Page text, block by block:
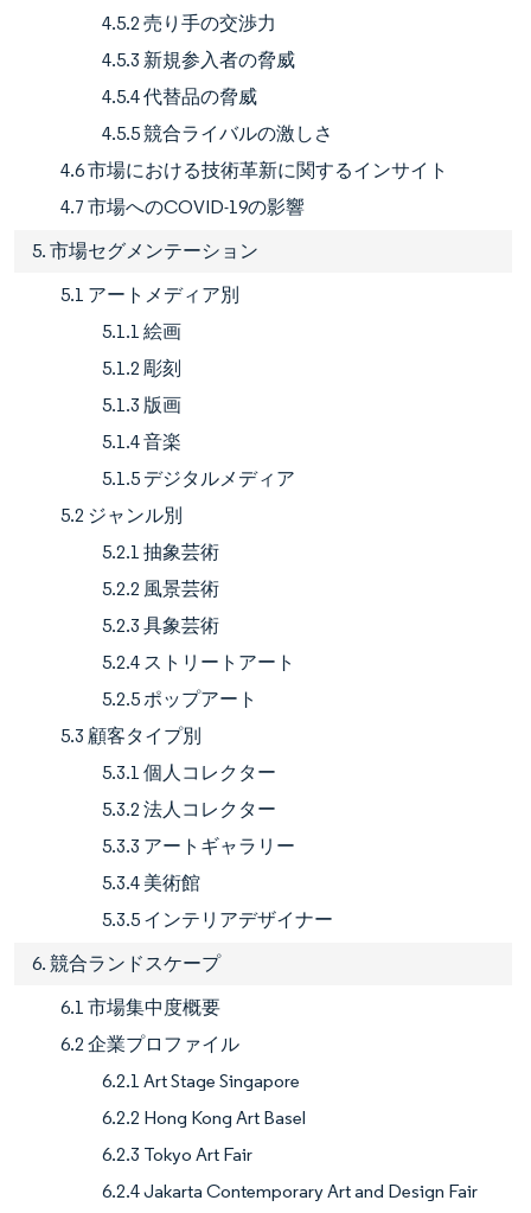
4.5.2 売り手の交渉力
4.5.3 新規参入者の脅威
4.5.4 代替品の脅威
4.5.5 競合ライバルの激しさ
4.6 市場における技術革新に関するインサイト
4.7 市場へのCOVID-19の影響
5. 市場セグメンテーション
5.1 アートメディア別
5.1.1 絵画
5.1.2 彫刻
5.1.3 版画
5.1.4 音楽
5.1.5 デジタルメディア
5.2 ジャンル別
5.2.1 抽象芸術
5.2.2 風景芸術
5.2.3 具象芸術
5.2.4 ストリートアート
5.2.5 ポップアート
5.3 顧客タイプ別
5.3.1 個人コレクター
5.3.2 法人コレクター
5.3.3 アートギャラリー
5.3.4 美術館
5.3.5 インテリアデザイナー
6. 競合ランドスケープ
6.1 市場集中度概要
6.2 企業プロファイル
6.2.1 Art Stage Singapore
6.2.2 Hong Kong Art Basel
6.2.3 Tokyo Art Fair
6.2.4 Jakarta Contemporary Art and Design Fair